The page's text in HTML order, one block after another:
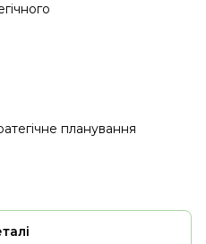
планування